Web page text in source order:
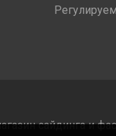
сайдинга и